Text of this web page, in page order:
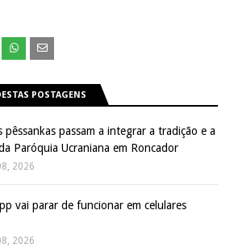
POSTAGENS
pêssankas passam a integrar a tradição e a
Paróquia Ucraniana em Roncador
2026
vai parar de funcionar em celulares
2026